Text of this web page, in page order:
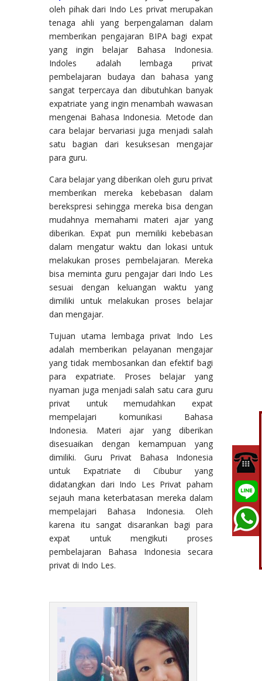
oleh pihak dari Indo Les privat merupakan
tenaga ahli yang berpengalaman dalam
memberikan pengajaran BIPA bagi expat
yang ingin belajar Bahasa Indonesia.
Indoles adalah lembaga privat
pembelajaran budaya dan bahasa yang
sangat terpercaya dan dibutuhkan banyak
expatriate yang ingin menambah wawasan
mengenai Bahasa Indonesia. Metode dan
cara belajar bervariasi juga menjadi salah
satu bagian dari kesuksesan mengajar
para guru.
Cara belajar yang diberikan oleh guru privat
memberikan mereka kebebasan dalam
berekspresi sehingga mereka bisa dengan
mudahnya memahami materi ajar yang
diberikan. Expat pun memiliki kebebasan
dalam mengatur waktu dan lokasi untuk
melakukan proses pembelajaran. Mereka
bisa meminta guru pengajar dari Indo Les
sesuai dengan keluangan waktu yang
dimiliki untuk melakukan proses belajar
dan mengajar.
Tujuan utama lembaga privat Indo Les
adalah memberikan pelayanan mengajar
yang tidak membosankan dan efektif bagi
para expatriate. Proses belajar yang
nyaman juga menjadi salah satu cara guru
privat untuk memudahkan expat
mempelajari komunikasi Bahasa
Indonesia. Materi ajar yang diberikan
disesuaikan dengan kemampuan yang
dimiliki. Guru Privat Bahasa Indonesia
untuk Expatriate di Cibubur yang
didatangkan dari Indo Les Privat paham
sejauh mana keterbatasan mereka dalam
mempelajari Bahasa Indonesia. Oleh
karena itu sangat disarankan bagi para
expat untuk mengikuti proses
pembelajaran Bahasa Indonesia secara
privat di Indo Les.